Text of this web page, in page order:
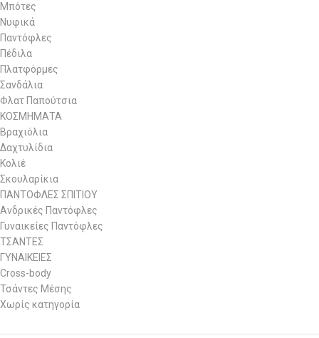
Μπότες
Νυφικά
Παντόφλες
Πέδιλα
Πλατφόρμες
Σανδάλια
Φλατ Παπούτσια
ΚΟΣΜΗΜΑΤΑ
Βραχιόλια
Δαχτυλίδια
Κολιέ
Σκουλαρίκια
ΠΑΝΤΟΦΛΕΣ ΣΠΙΤΙΟΥ
Ανδρικές Παντόφλες
Γυναικείες Παντόφλες
ΤΣΑΝΤΕΣ
ΓΥΝΑΙΚΕΙΕΣ
Cross-body
Τσάντες Μέσης
Χωρίς κατηγορία